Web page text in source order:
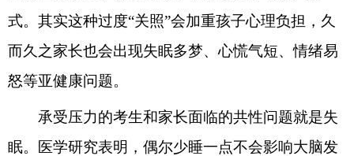
式。其实这种过度“关照”会加重孩子心理负担，久
而久之家长也会出现失眠多梦、心慌气短、情绪易
怒等亚健康问题。
承受压力的考生和家长面临的共性问题就是失
眠。医学研究表明，偶尔少睡一点不会影响大脑发